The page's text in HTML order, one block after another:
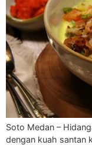
Soto Medan –
dengan kuah santan